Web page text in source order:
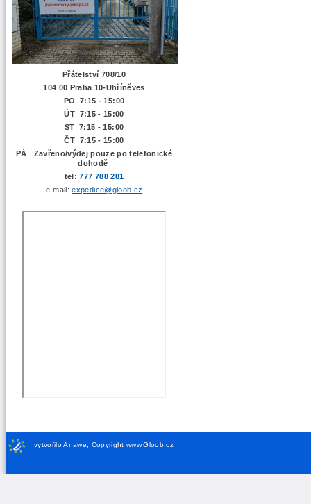
Přátelství 708/10
104 00 Praha 10-Uhříněves
PO 7:15 - 15:00
ÚT 7:15 - 15:00
ST 7:15 - 15:00
ČT 7:15 - 15:00
PÁ Zavřeno/výdej pouze po telefonické
dohodě
tel:777 788 281
e-mail:expedice@gloob.cz
vytvořiloAnawe Copyright www.Gloob.cz